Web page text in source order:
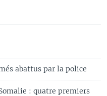
abattus par la police
: quatre premiers